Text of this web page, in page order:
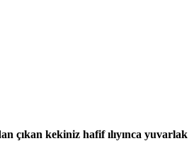
çıkan kekiniz hafif ılıyınca yuvarlak